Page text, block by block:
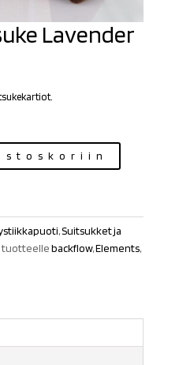
Lavender
,Suitsukket ja
tuotteellebackflow,Elements,